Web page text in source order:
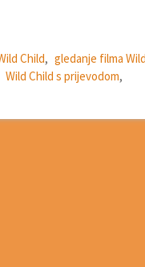
Child, gledanje filma
Wild Child s prijevodom,